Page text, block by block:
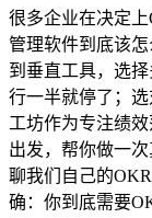
很多企业在决定
管理软件到底该
到垂直工具，选
行一半就停了；
工坊作为专注绩
出发，帮你做一
聊我们自己的
确：你到底需要